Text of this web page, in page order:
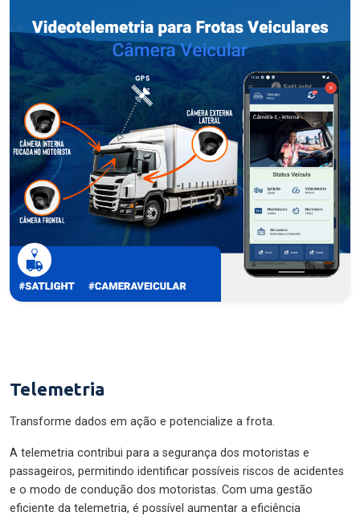
Telemetria
Transforme dados em ação e potencialize a frota.
A telemetria contribui para a segurança dos motoristas e
passageiros, permitindo identificar possíveis riscos de acidentes
e o modo de condução dos motoristas. Com uma gestão
eficiente da telemetria, é possível aumentar a eficiência